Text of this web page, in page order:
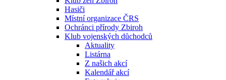
Hasiči
Místní organizace ČRS
Ochránci přírody Zbiroh
Klub vojenských důchodců
Aktuality
Listárna
Z našich akcí
Kalendář akcí